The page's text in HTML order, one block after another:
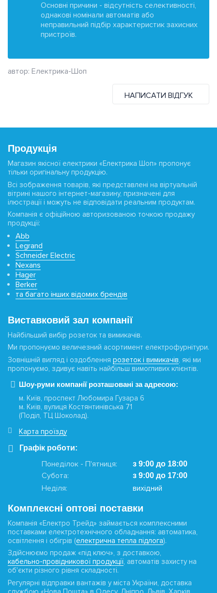
Основні причини - відсутність селективності,
однакові номінали автоматів або
неправильний підбір характеристик захисних
пристроїв.
автор: Електрика-Шоп
НАПИСАТИ ВІДГУК
Продукція
Магазин якісної електрики «Електрика Шоп» пропонує
тільки оригінальну продукцію.
Всі зображення товарів, які представлені на віртуальній
вітрині нашого інтернет-магазину, призначені для
ілюстрації і можуть не відповідати реальним продуктам.
Компанія є офіційною авторизованою точкою продажу
продукції:
Abb
Legrand
Schneider Electric
Nexans
Hager
Berker
та багато інших відомих брендів
Виставковий зал компанії
Найбільший вибір розеток та вимикачів.
Ми пропонуємо величезний асортимент електрофурнітури.
Зовнішній вигляд і оздоблення розеток і вимикачів , які ми
пропонуємо, здивує навіть найбільш вимогливих клієнтів.
Шоу-руми компанії розташовані за адресою:
м. Київ, проспект Любомира Гузара 6
м. Київ, вулиця Костянтинівська 71
(Поділ, ТЦ Шоколад).
Карта проїзду
Графік роботи:
Понеділок - П'ятниця: з 9:00 до 18:00
Субота: з 9:00 до 17:00
Неділя: вихідний
Комплексні оптові поставки
Компанія «Електро Трейд» займається комплексними
поставками електротехнічного обладнання: автоматика,
освітлення і обігрів (електрична тепла підлога).
Здійснюємо продаж «під ключ», з доставкою,
кабельно-провідникової продукції, автоматів захисту на
об'єкти різного рівня складності.
Регулярні відправки вантажів у міста України, доставка